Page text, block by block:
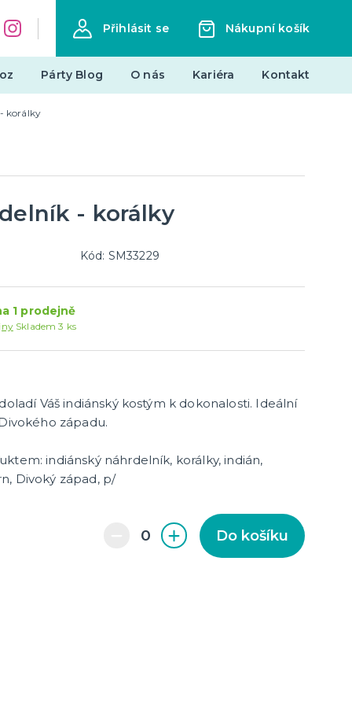
Přihlásit se Nákupní košík
Párty Blog O nás Kariéra Kontakt
Stolní hry
korálky
- korálky
Kód: SM33229
1 prodejně
Skladem 3 ks
Váš indiánský kostým k dokonalosti. Ideální
západu.
indiánský náhrdelník, korálky, indián,
Divoký západ, p/
Do košíku